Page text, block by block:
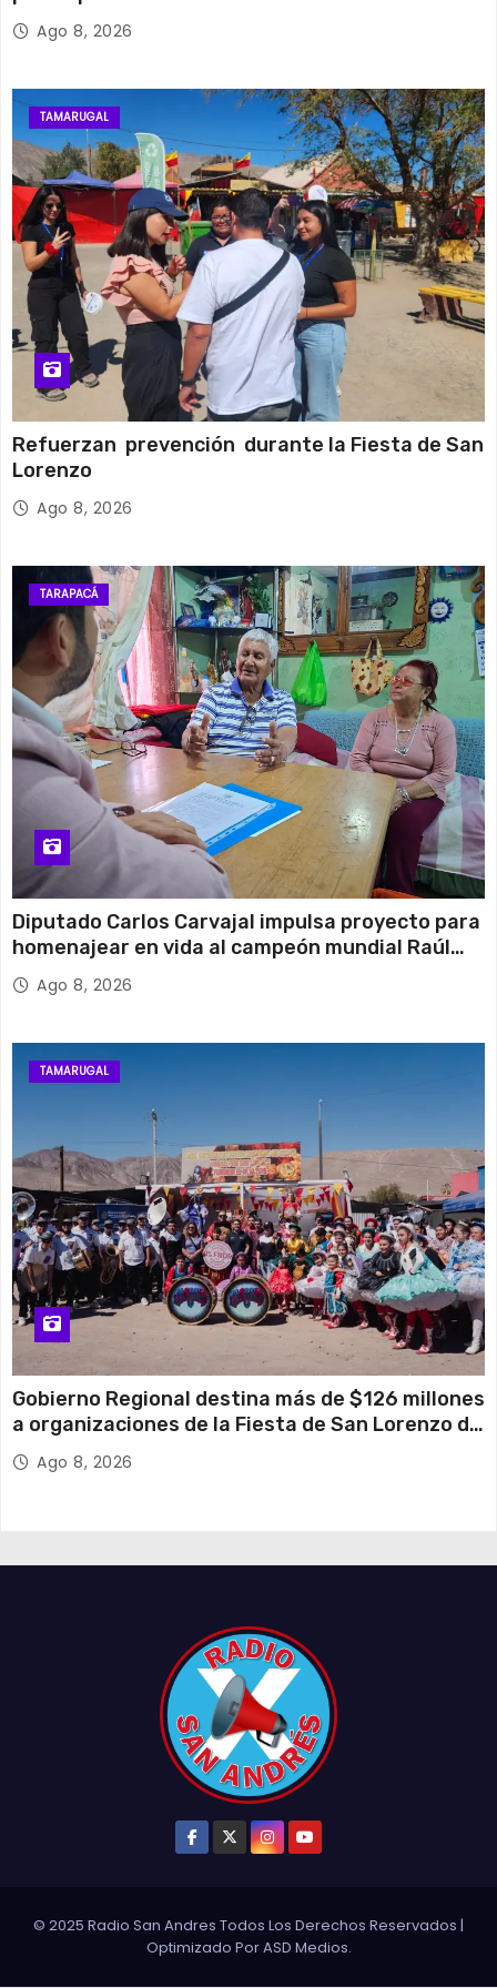
Ago 8, 2026
TAMARUGAL
Refuerzan prevención durante la Fiesta de San
Lorenzo
Ago 8, 2026
TARAPACÁ
Diputado Carlos Carvajal impulsa proyecto para
homenajear en vida al campeón mundial Raúl
Choque
Ago 8, 2026
TAMARUGAL
Gobierno Regional destina más de $126 millones
a organizaciones de la Fiesta de San Lorenzo de
Tarapacá
Ago 8, 2026
© 2025 Radio San Andres Todos Los Derechos Reservados |
Optimizado PorASD Medios.